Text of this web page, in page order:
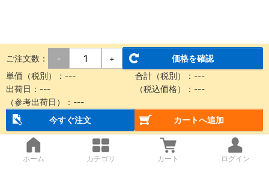
ご注文数： - +
価格を確認
単価（税別）： --- 合計（税別）： ---
出荷日： --- （税込価格）： ---
（参考出荷日）： ---
今すぐ注文
カートへ追加
ホーム カテゴリ カート ログイン